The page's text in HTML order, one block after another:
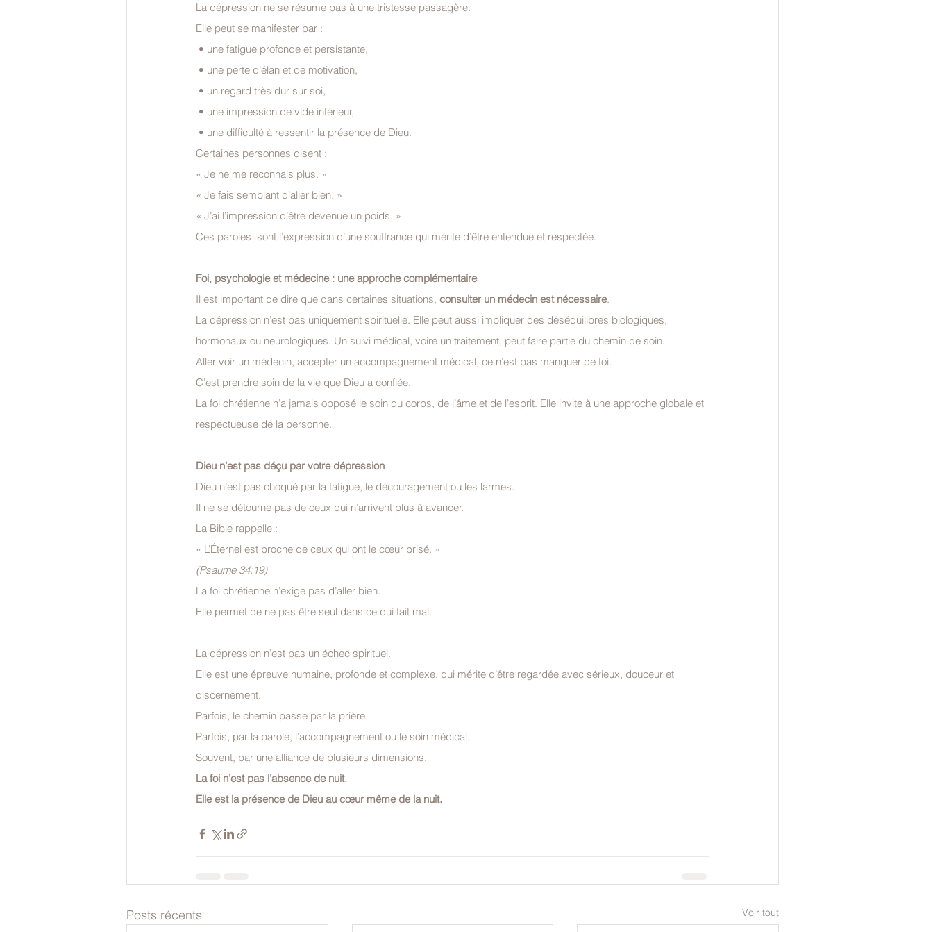
La dépression ne se résume pas à une tristesse passagère.
Elle peut se manifester par :
• une fatigue profonde et persistante,
• une perte d’élan et de motivation,
• un regard très dur sur soi,
• une impression de vide intérieur,
• une difficulté à ressentir la présence de Dieu.
Certaines personnes disent :
« Je ne me reconnais plus. »
« Je fais semblant d’aller bien. »
« J’ai l’impression d’être devenue un poids. »
Ces paroles  sont l’expression d’une souffrance qui mérite d’être entendue et respectée.
Foi, psychologie et médecine : une approche complémentaire
Il est important de dire que dans certaines situations, consulter un médecin est nécessaire.
La dépression n’est pas uniquement spirituelle. Elle peut aussi impliquer des déséquilibres biologiques,
hormonaux ou neurologiques. Un suivi médical, voire un traitement, peut faire partie du chemin de soin.
Aller voir un médecin, accepter un accompagnement médical, ce n’est pas manquer de foi.
C’est prendre soin de la vie que Dieu a confiée.
La foi chrétienne n’a jamais opposé le soin du corps, de l’âme et de l’esprit. Elle invite à une approche globale et
respectueuse de la personne.
Dieu n’est pas déçu par votre dépression
Dieu n’est pas choqué par la fatigue, le découragement ou les larmes.
Il ne se détourne pas de ceux qui n’arrivent plus à avancer.
La Bible rappelle :
« L’Éternel est proche de ceux qui ont le cœur brisé. »
(Psaume 34:19)
La foi chrétienne n’exige pas d’aller bien.
Elle permet de ne pas être seul dans ce qui fait mal.
La dépression n’est pas un échec spirituel.
Elle est une épreuve humaine, profonde et complexe, qui mérite d’être regardée avec sérieux, douceur et
discernement.
Parfois, le chemin passe par la prière.
Parfois, par la parole, l’accompagnement ou le soin médical.
Souvent, par une alliance de plusieurs dimensions.
La foi n’est pas l’absence de nuit.
Elle est la présence de Dieu au cœur même de la nuit.
Posts récents Voir tout